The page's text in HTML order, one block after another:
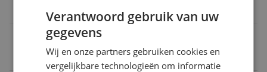
Belangrijkste kenmerken
Afzuigsysteem
Luchtafvoer
Verantwoord gebruik van uw
gegevens
Wij en onze partners gebruiken cookies en
vergelijkbare technologieën om informatie